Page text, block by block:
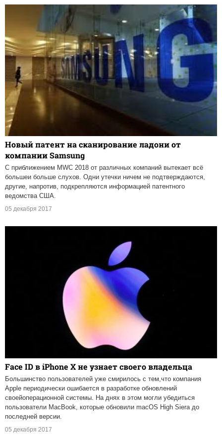
Новый патент на сканирование ладони от
компании Samsung
С приближением MWC 2018 от различных компаний вытекает всё
большеи больше слухов. Одни утечки ничем не подтверждаются,
другие, напротив, подкрепляются информацией патентного
ведомства США.
05 декабря 2017
Face ID в iPhone X не узнает своего владельца
Большинство пользователей уже смирилось с тем,что компания
Apple периодически ошибается в разработке обновлений
своейоперационной системы. На днях в этом могли убедиться
пользователи MacBook, которые обновили macOS High Siera до
последней версии.
05 декабря 2017